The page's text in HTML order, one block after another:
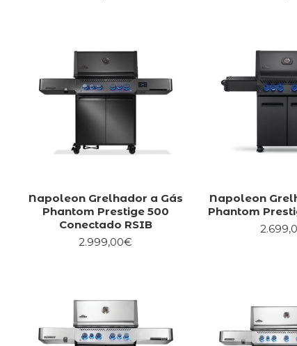
Napoleon Grelhador a Gás
Phantom Prestige 500
Conectado RSIB
2.999,00€
Napoleon
Phantom